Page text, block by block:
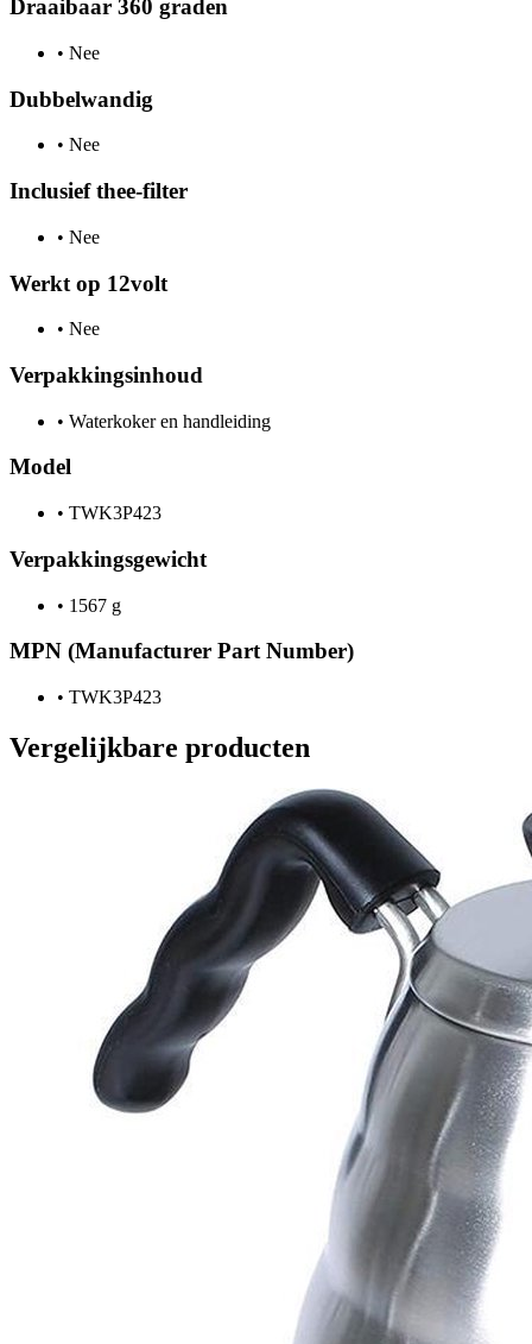
Draaibaar 360 graden
• Nee
Dubbelwandig
• Nee
Inclusief thee-filter
• Nee
Werkt op 12volt
• Nee
Verpakkingsinhoud
• Waterkoker en handleiding
Model
• TWK3P423
Verpakkingsgewicht
• 1567 g
MPN (Manufacturer Part Number)
• TWK3P423
Vergelijkbare producten